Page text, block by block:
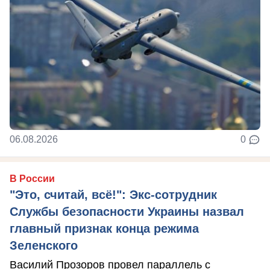
06.08.2026 0
В России
"Это, считай, всё!": Экс-сотрудник
Службы безопасности Украины назвал
главный признак конца режима
Зеленского
Василий Прозоров провел параллель с